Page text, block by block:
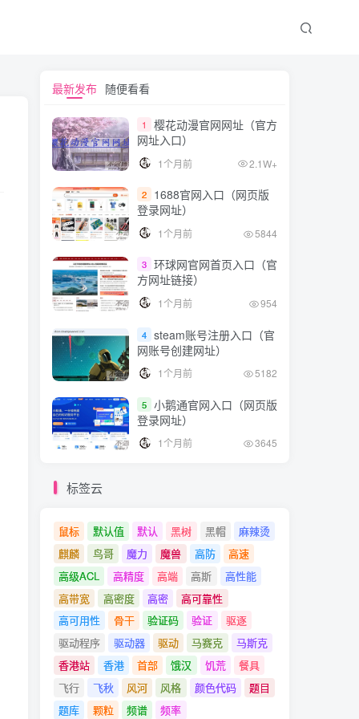
最新发布 随便看看
1
樱花动漫官网网址（官方
网址入口）
1个月前 2.1W+
2
1688官网入口（网页版
登录网址）
1个月前 5844
3 环球网官网首页入口（官
方网址链接）
1个月前 954
4 steam账号注册入口（官
网账号创建网址）
1个月前 5182
5 小鹅通官网入口（网页版
登录网址）
1个月前 3645
标签云
鼠标 默认值 默认 黑树 黑帽
麻辣烫
麒麟
鸟哥 魔力 魔兽 高防
高速
高级ACL
高精度 高端 高斯
高性能
高带宽
高密度 高密
高可靠性
高可用性
骨干 验证码 验证
驱逐
驱动程序
驱动器 驱动 马赛克
马斯克
香港站
香港 首部 饿汉 饥荒
餐具
飞行
飞秋 风河 风格 颜色代码
题目
题库
颗粒 频谱 频率